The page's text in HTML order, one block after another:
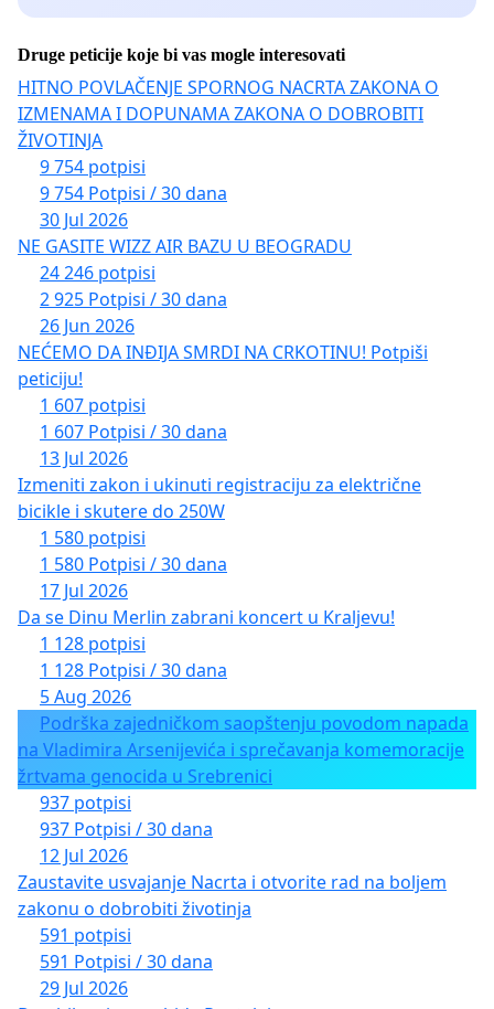
Druge peticije koje bi vas mogle interesovati
HITNO POVLAČENJE SPORNOG NACRTA ZAKONA O
IZMENAMA I DOPUNAMA ZAKONA O DOBROBITI
ŽIVOTINJA
9 754 potpisi
9 754 Potpisi / 30 dana
30 Jul 2026
NE GASITE WIZZ AIR BAZU U BEOGRADU
24 246 potpisi
2 925 Potpisi / 30 dana
26 Jun 2026
NEĆEMO DA INĐIJA SMRDI NA CRKOTINU! Potpiši
peticiju!
1 607 potpisi
1 607 Potpisi / 30 dana
13 Jul 2026
Izmeniti zakon i ukinuti registraciju za električne
bicikle i skutere do 250W
1 580 potpisi
1 580 Potpisi / 30 dana
17 Jul 2026
Da se Dinu Merlin zabrani koncert u Kraljevu!
1 128 potpisi
1 128 Potpisi / 30 dana
5 Aug 2026
Podrška zajedničkom saopštenju povodom napada
na Vladimira Arsenijevića i sprečavanja komemoracije
žrtvama genocida u Srebrenici
937 potpisi
937 Potpisi / 30 dana
12 Jul 2026
Zaustavite usvajanje Nacrta i otvorite rad na boljem
zakonu o dobrobiti životinja
591 potpisi
591 Potpisi / 30 dana
29 Jul 2026